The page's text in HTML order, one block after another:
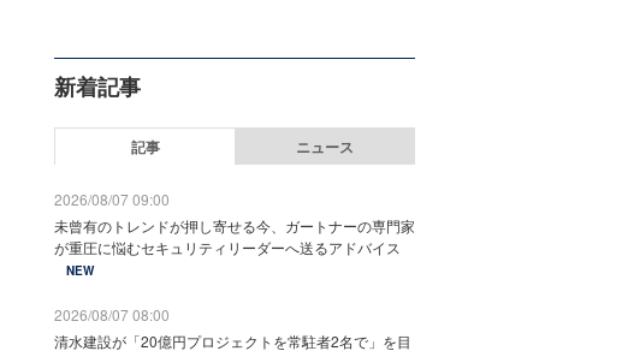
新着記事
記事 ニュース
2026/08/07 09:00
未曾有のトレンドが押し寄せる今、ガートナーの専門家
が重圧に悩むセキュリティリーダーへ送るアドバイス
NEW
2026/08/07 08:00
清水建設が「20億円プロジェクトを常駐者2名で」を目